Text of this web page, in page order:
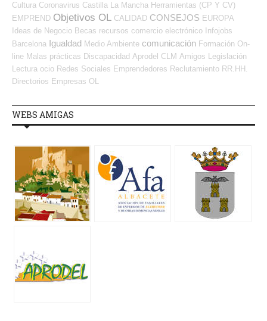
Cultura Coronavirus Castilla La Mancha Herramientas (CP Y CV)
EMPREND Objetivos OL CALIDAD CONSEJOS EUROPA
Ideas de Negocio Becas recursos comercio electrónico Infojobs
Barcelona Igualdad Medio Ambiente comunicación Formación On-
line Malas prácticas Discapacidad Aprodel CLM Amigos Legislación
Lectura ocio Redes Sociales Emprendedores Reclutamiento RR.HH.
Directorios Empresas OL
WEBS AMIGAS